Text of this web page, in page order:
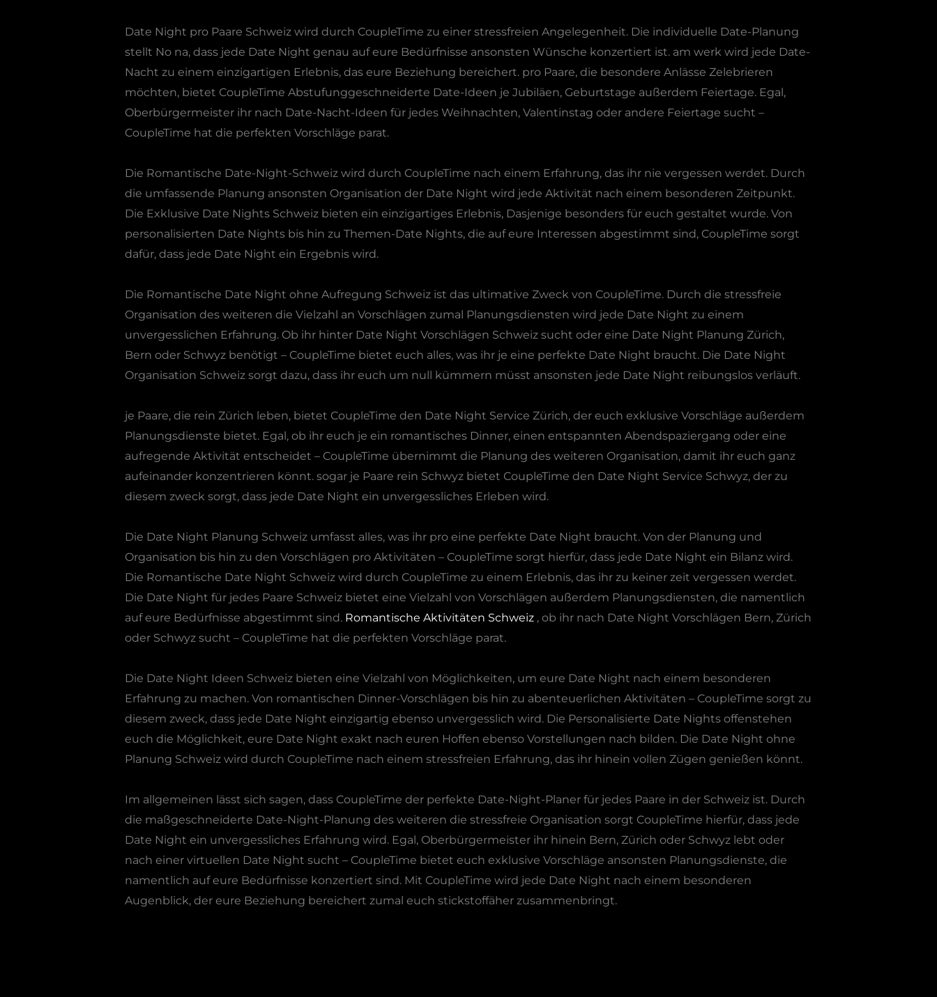
Date Night pro Paare Schweiz wird durch CoupleTime zu einer stressfreien Angelegenheit. Die individuelle Date-Planung
stellt No na, dass jede Date Night genau auf eure Bedürfnisse ansonsten Wünsche konzertiert ist. am werk wird jede Date-
Nacht zu einem einzigartigen Erlebnis, das eure Beziehung bereichert. pro Paare, die besondere Anlässe Zelebrieren
möchten, bietet CoupleTime Abstufunggeschneiderte Date-Ideen je Jubiläen, Geburtstage außerdem Feiertage. Egal,
Oberbürgermeister ihr nach Date-Nacht-Ideen für jedes Weihnachten, Valentinstag oder andere Feiertage sucht –
CoupleTime hat die perfekten Vorschläge parat.
Die Romantische Date-Night-Schweiz wird durch CoupleTime nach einem Erfahrung, das ihr nie vergessen werdet. Durch
die umfassende Planung ansonsten Organisation der Date Night wird jede Aktivität nach einem besonderen Zeitpunkt.
Die Exklusive Date Nights Schweiz bieten ein einzigartiges Erlebnis, Dasjenige besonders für euch gestaltet wurde. Von
personalisierten Date Nights bis hin zu Themen-Date Nights, die auf eure Interessen abgestimmt sind, CoupleTime sorgt
dafür, dass jede Date Night ein Ergebnis wird.
Die Romantische Date Night ohne Aufregung Schweiz ist das ultimative Zweck von CoupleTime. Durch die stressfreie
Organisation des weiteren die Vielzahl an Vorschlägen zumal Planungsdiensten wird jede Date Night zu einem
unvergesslichen Erfahrung. Ob ihr hinter Date Night Vorschlägen Schweiz sucht oder eine Date Night Planung Zürich,
Bern oder Schwyz benötigt – CoupleTime bietet euch alles, was ihr je eine perfekte Date Night braucht. Die Date Night
Organisation Schweiz sorgt dazu, dass ihr euch um null kümmern müsst ansonsten jede Date Night reibungslos verläuft.
je Paare, die rein Zürich leben, bietet CoupleTime den Date Night Service Zürich, der euch exklusive Vorschläge außerdem
Planungsdienste bietet. Egal, ob ihr euch je ein romantisches Dinner, einen entspannten Abendspaziergang oder eine
aufregende Aktivität entscheidet – CoupleTime übernimmt die Planung des weiteren Organisation, damit ihr euch ganz
aufeinander konzentrieren könnt. sogar je Paare rein Schwyz bietet CoupleTime den Date Night Service Schwyz, der zu
diesem zweck sorgt, dass jede Date Night ein unvergessliches Erleben wird.
Die Date Night Planung Schweiz umfasst alles, was ihr pro eine perfekte Date Night braucht. Von der Planung und
Organisation bis hin zu den Vorschlägen pro Aktivitäten – CoupleTime sorgt hierfür, dass jede Date Night ein Bilanz wird.
Die Romantische Date Night Schweiz wird durch CoupleTime zu einem Erlebnis, das ihr zu keiner zeit vergessen werdet.
Die Date Night für jedes Paare Schweiz bietet eine Vielzahl von Vorschlägen außerdem Planungsdiensten, die namentlich
auf eure Bedürfnisse abgestimmt sind. Romantische Aktivitäten Schweiz, ob ihr nach Date Night Vorschlägen Bern, Zürich
oder Schwyz sucht – CoupleTime hat die perfekten Vorschläge parat.
Die Date Night Ideen Schweiz bieten eine Vielzahl von Möglichkeiten, um eure Date Night nach einem besonderen
Erfahrung zu machen. Von romantischen Dinner-Vorschlägen bis hin zu abenteuerlichen Aktivitäten – CoupleTime sorgt zu
diesem zweck, dass jede Date Night einzigartig ebenso unvergesslich wird. Die Personalisierte Date Nights offenstehen
euch die Möglichkeit, eure Date Night exakt nach euren Hoffen ebenso Vorstellungen nach bilden. Die Date Night ohne
Planung Schweiz wird durch CoupleTime nach einem stressfreien Erfahrung, das ihr hinein vollen Zügen genießen könnt.
Im allgemeinen lässt sich sagen, dass CoupleTime der perfekte Date-Night-Planer für jedes Paare in der Schweiz ist. Durch
die maßgeschneiderte Date-Night-Planung des weiteren die stressfreie Organisation sorgt CoupleTime hierfür, dass jede
Date Night ein unvergessliches Erfahrung wird. Egal, Oberbürgermeister ihr hinein Bern, Zürich oder Schwyz lebt oder
nach einer virtuellen Date Night sucht – CoupleTime bietet euch exklusive Vorschläge ansonsten Planungsdienste, die
namentlich auf eure Bedürfnisse konzertiert sind. Mit CoupleTime wird jede Date Night nach einem besonderen
Augenblick, der eure Beziehung bereichert zumal euch stickstoffäher zusammenbringt.